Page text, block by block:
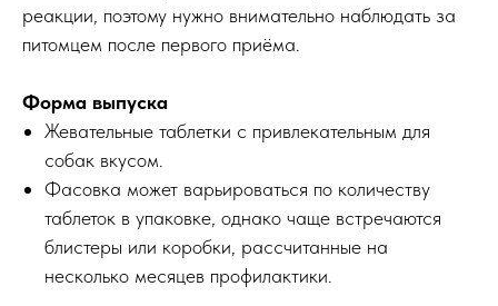
реакции, поэтому нужно внимательно наблюдать за
питомцем после первого приёма.
Форма выпуска
Жевательные таблетки с привлекательным для
собак вкусом.
Фасовка может варьироваться по количеству
таблеток в упаковке, однако чаще встречаются
блистеры или коробки, рассчитанные на
несколько месяцев профилактики.